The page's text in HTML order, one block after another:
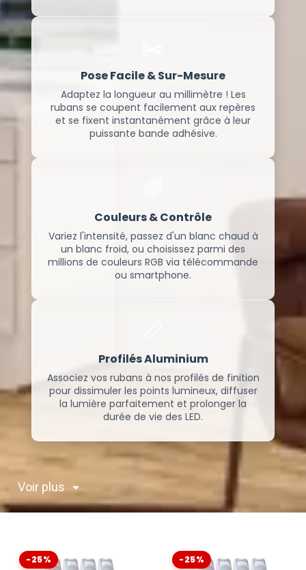
Pose Facile & Sur-Mesure
Adaptez la longueur au millimètre ! Les
rubans se coupent facilement aux repères
et se fixent instantanément grâce à leur
puissante bande adhésive.
Couleurs & Contrôle
Variez l'intensité, passez d'un blanc chaud à
un blanc froid, ou choisissez parmi des
millions de couleurs RGB via télécommande
ou smartphone.
Profilés Aluminium
Associez vos rubans à nos profilés de finition
pour dissimuler les points lumineux, diffuser
la lumière parfaitement et prolonger la
durée de vie des LED.
Voir plus
-25% -25%